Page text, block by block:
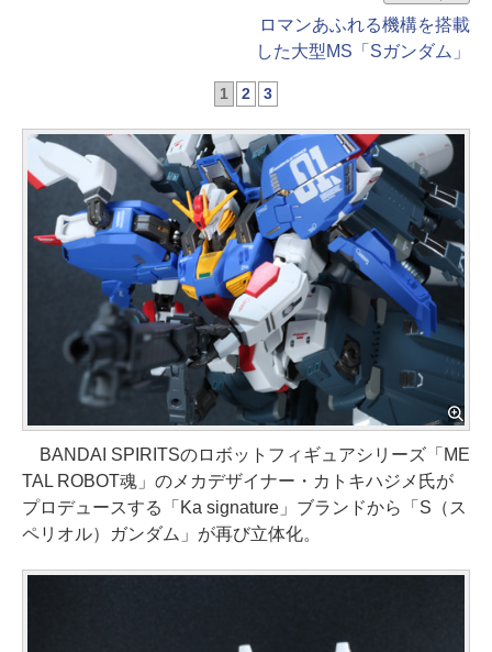
ロマンあふれる機構を搭載
した大型MS「Sガンダム」
1 2 3
BANDAI SPIRITSのロボットフィギュアシリーズ「ME
TAL ROBOT魂」のメカデザイナー・カトキハジメ氏が
プロデュースする「Ka signature」ブランドから「S（ス
ペリオル）ガンダム」が再び立体化。